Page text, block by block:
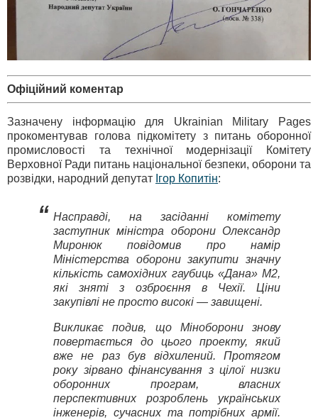
Офіційний коментар
Зазначену інформацію для Ukrainian Military Pages
прокоментував голова підкомітету з питань оборонної
промисловості та технічної модернізації Комітету
Верховної Ради питань національної безпеки, оборони та
розвідки, народний депутат Ігор Копитін:
“ Насправді, на засіданні комітету
заступник міністра оборони Олександр
Миронюк повідомив про намір
Міністерства оборони закупити значну
кількість самохідних гаубиць «Дана» М2,
які зняті з озброєння в Чехії. Ціни
закупівлі не просто високі — завищені.
Викликає подив, що Міноборони знову
повертається до цього проекту, який
вже не раз був відхилений. Протягом
року зірвано фінансування з цілої низки
оборонних програм, власних
перспективних розроблень українських
інженерів, сучасних та потрібних армії.